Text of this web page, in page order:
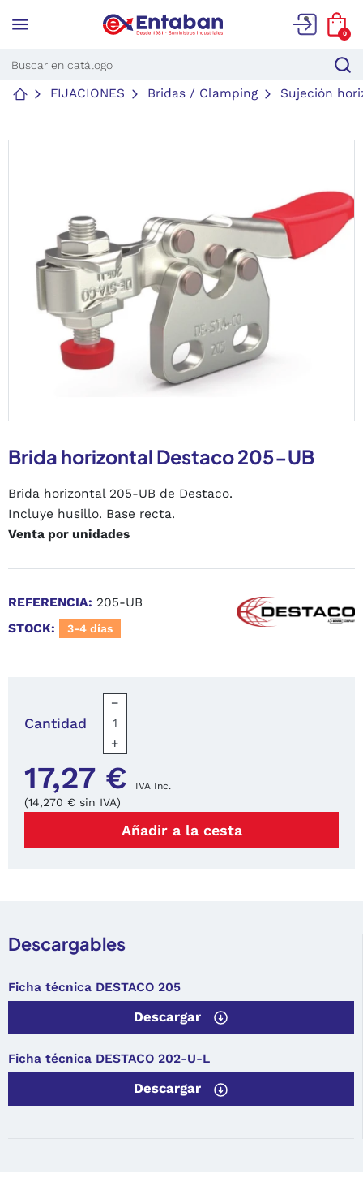
menu 0
FIJACIONES Bridas / Clamping Sujeción
Brida horizontal Destaco 205-UB
Brida horizontal 205-UB de Destaco.
Incluye husillo. Base recta.
Venta por unidades
REFERENCIA: 205-UB
STOCK:
3-4 días
Cantidad
−
+
17,27 € IVA Inc.
(14,270 € sin IVA)
Añadir a la cesta
Descargables
Ficha técnica DESTACO 205
Descargar
Ficha técnica DESTACO 202-U-L
Descargar